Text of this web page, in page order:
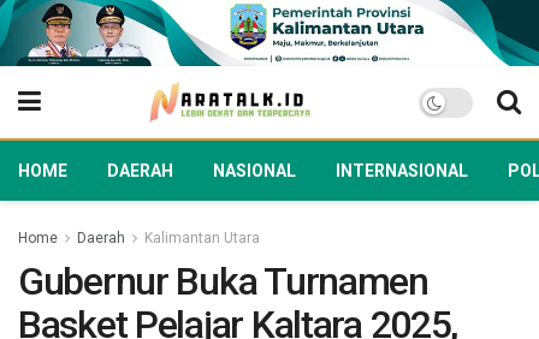
HOME DAERAH NASIONAL INTERNASIONAL
Home Daerah Kalimantan Utara
Gubernur Buka Turnamen
Basket Pelajar Kaltara 2025,